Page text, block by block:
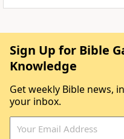
Sign Up for Bible
Knowledge
Get weekly Bible news,
your inbox.